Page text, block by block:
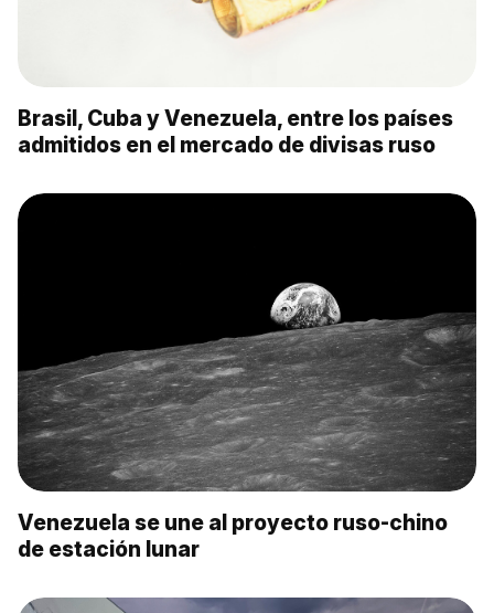
Brasil, Cuba y Venezuela, entre los países
admitidos en el mercado de divisas ruso
Venezuela se une al proyecto ruso-chino
de estación lunar